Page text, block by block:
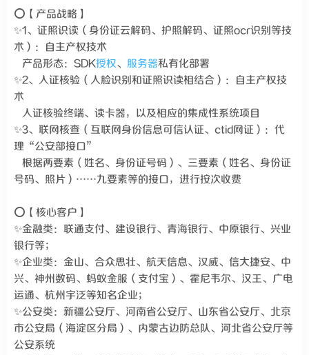
⭕【产品战略】
✨1、证照识读（身份证云解码、护照解码、证照ocr识别等技
术）：自主产权技术
产品形态：SDK授权、 服务器私有化部署
✨2、人证核验（人脸识别和证照识读相结合）：自主产权技
术
人证核验终端、读卡器，以及相应的集成性系统项目
✨3、联网核查（互联网身份信息可信认证、ctid网证）：代
理“公安部接口”
根据两要素（姓名、身份证号码）、三要素（姓名、身份证
号码、照片）……九要素等的接口，进行按次收费
⭕【核心客户】
✨金融类：联通支付、建设银行、青海银行、中原银行、兴业
银行等；
✨企业类：金山、合众思壮、航天信息、汉威、信大捷安、中
兴、神州数码、蚂蚁金服（支付宝）、霍尼韦尔、汉王、广电
运通、杭州宇泛等知名企业；
✨公安类：新疆公安厅、河南省公安厅、山东省公安厅、北京
市公安局（海淀区分局）、内蒙古边防总队、河北省公安厅等
公安系统